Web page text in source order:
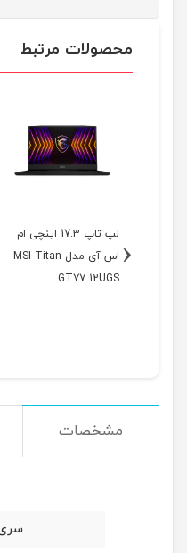
محصولات مرتبط
لپ تاپ 17.3 اینچی ام
اس آی مدل MSI Titan
GT77 12UGS ‹
مشخصات
سری